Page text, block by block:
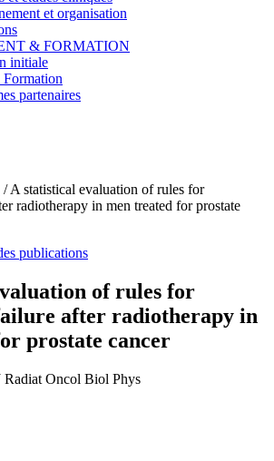
et organisation
& FORMATION
initiale
partenaires
/A statistical evaluation of rules for
radiotherapy in men treated for prostate
publications
of rules for
after radiotherapy in
prostate cancer
Radiat Oncol Biol Phys